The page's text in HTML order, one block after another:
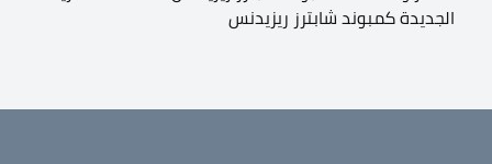
الجديدة كمبوند شابترز ريزيدنس